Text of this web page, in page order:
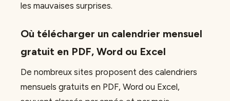
les mauvaises surprises.
Où télécharger un calendrier mensuel
gratuit en PDF, Word ou Excel
De nombreux sites proposent des calendriers
mensuels gratuits en PDF, Word ou Excel,